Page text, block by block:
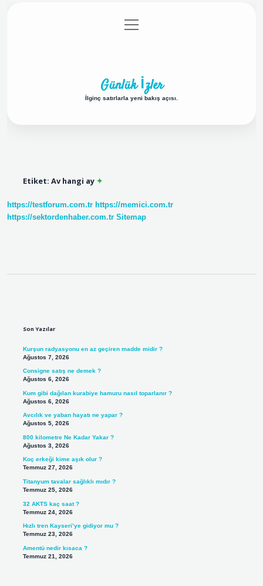
Gizlilik Politikası
menüyü
aç
Günlük İzler
İlginç satırlarla yeni bakış açısı.
Etiket: Av hangi ay
https://testforum.com.tr https://memici.com.tr
https://sektordenhaber.com.tr Sitemap
Son Yazılar
Kurşun radyasyonu en az geçiren madde midir ?
Ağustos 7, 2026
Consigne satış ne demek ?
Ağustos 6, 2026
Kum gibi dağılan kurabiye hamuru nasıl toparlanır ?
Ağustos 6, 2026
Avcılık ve yaban hayatı ne yapar ?
Ağustos 5, 2026
800 kilometre Ne Kadar Yakar ?
Ağustos 3, 2026
Koç erkeği kime aşık olur ?
Temmuz 27, 2026
Titanyum tavalar sağlıklı mıdır ?
Temmuz 25, 2026
32 AKTS kaç saat ?
Temmuz 24, 2026
Hızlı tren Kayseri’ye gidiyor mu ?
Temmuz 23, 2026
Amentü nedir kısaca ?
Temmuz 21, 2026